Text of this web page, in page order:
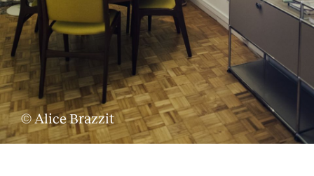
© Alice Brazzit